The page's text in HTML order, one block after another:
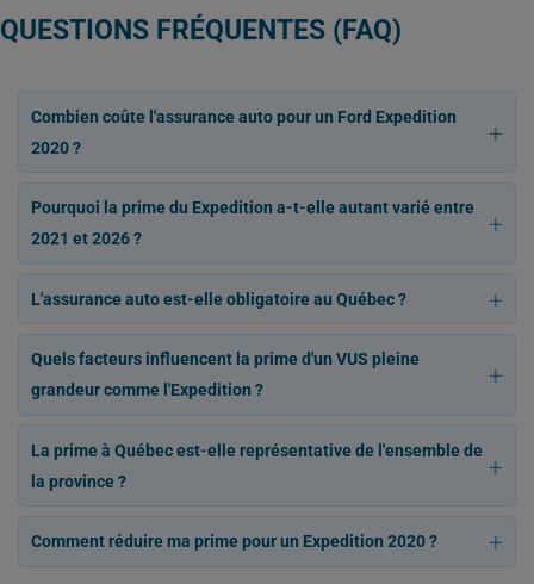
QUESTIONS FRÉQUENTES (FAQ)
Combien coûte l'assurance auto pour un Ford Expedition
2020 ?
Pourquoi la prime du Expedition a-t-elle autant varié entre
2021 et 2026 ?
L'assurance auto est-elle obligatoire au Québec ?
Quels facteurs influencent la prime d'un VUS pleine
grandeur comme l'Expedition ?
La prime à Québec est-elle représentative de l'ensemble de
la province ?
Comment réduire ma prime pour un Expedition 2020 ?